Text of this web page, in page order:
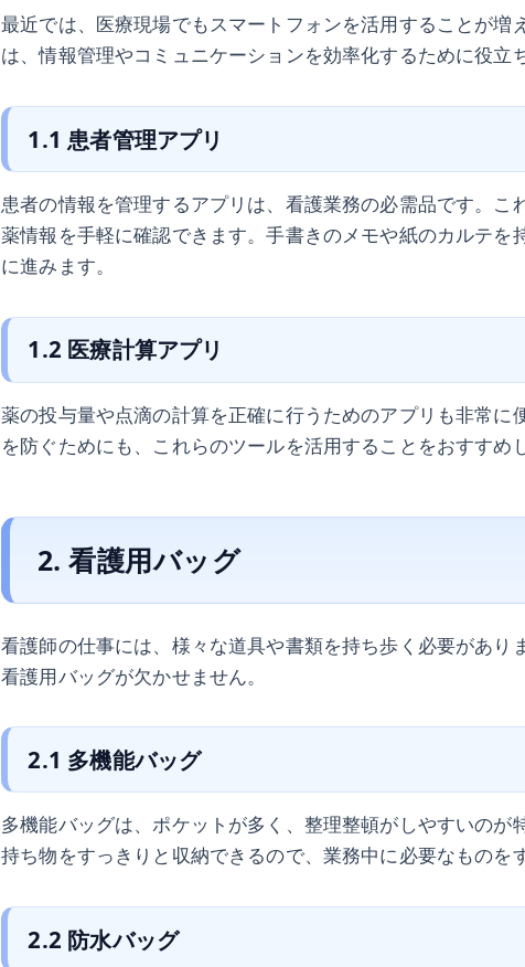
最近では、医療現場でもスマートフォンを活用することが増
は、情報管理やコミュニケーションを効率化するために役立
1.1 患者管理アプリ
患者の情報を管理するアプリは、看護業務の必需品です。こ
薬情報を手軽に確認できます。手書きのメモや紙のカルテを
に進みます。
1.2 医療計算アプリ
薬の投与量や点滴の計算を正確に行うためのアプリも非常に
を防ぐためにも、これらのツールを活用することをおすすめ
2. 看護用バッグ
看護師の仕事には、様々な道具や書類を持ち歩く必要があり
看護用バッグが欠かせません。
2.1 多機能バッグ
多機能バッグは、ポケットが多く、整理整頓がしやすいのが
持ち物をすっきりと収納できるので、業務中に必要なものを
2.2 防水バッグ